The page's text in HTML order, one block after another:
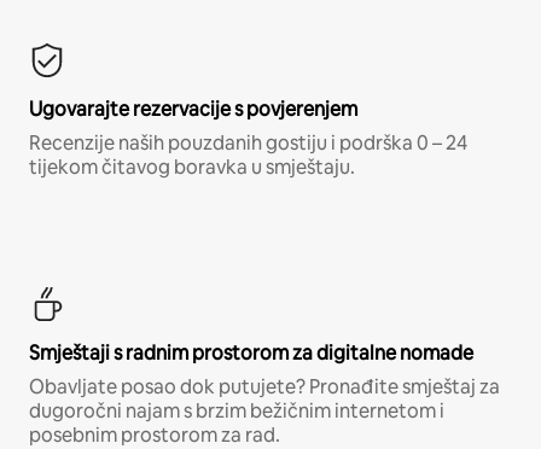
Ugovarajte rezervacije s povjerenjem
Recenzije naših pouzdanih gostiju i podrška 0 – 24
tijekom čitavog boravka u smještaju.
Smještaji s radnim prostorom za digitalne nomade
Obavljate posao dok putujete? Pronađite smještaj za
dugoročni najam s brzim bežičnim internetom i
posebnim prostorom za rad.